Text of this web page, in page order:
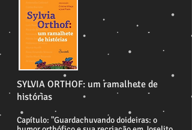
SYLVIA ORTHOF: um ramalhete de
histórias
Capítulo: "Guardachuvando doideiras: o